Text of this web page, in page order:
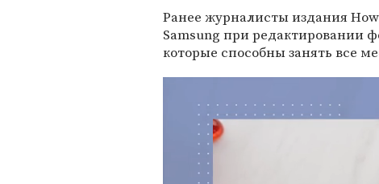
Ранее журналисты издания
Samsung при редактировании
которые способны занять все